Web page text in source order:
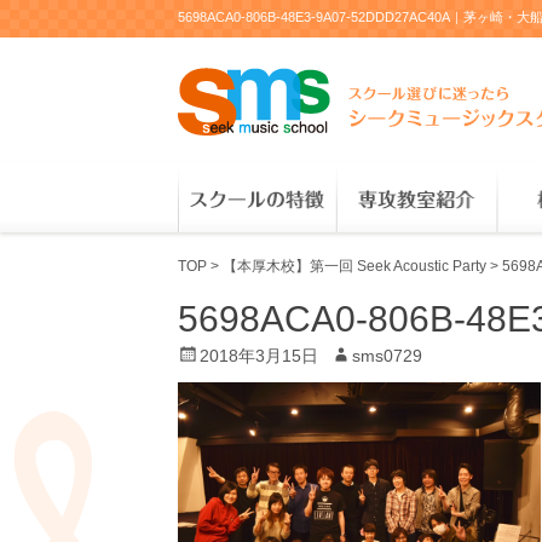
5698ACA0-806B-48E3-9A07-52DDD27AC40A｜茅ヶ崎・
TOP > 【本厚木校】第一回 Seek Acoustic Party >
5698ACA0-806B-
P
o
s
t
e
o
2018年3月15日
A
u
t
h
o
r
sms0729